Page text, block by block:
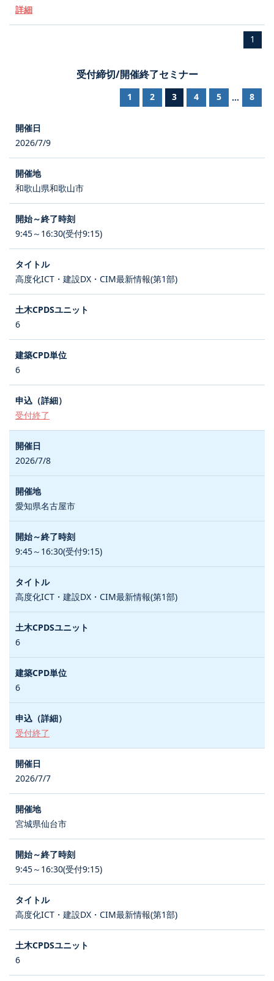
詳細
1
受付締切/開催終了セミナー
1 2 3 4 5 ... 8
2026/7/9
和歌山県和歌山市
9:45～16:30(受付9:15)
高度化ICT・建設DX・CIM最新情報(第1部)
6
6
受付終了
2026/7/8
愛知県名古屋市
9:45～16:30(受付9:15)
高度化ICT・建設DX・CIM最新情報(第1部)
6
6
受付終了
2026/7/7
宮城県仙台市
9:45～16:30(受付9:15)
高度化ICT・建設DX・CIM最新情報(第1部)
6